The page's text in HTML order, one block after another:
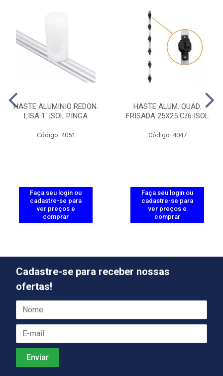
HASTE ALUMINIO REDON.
LISA 1' ISOL PINGA
Código: 4051
Faça seu login ou
cadastre-se para
ver preços e
comprar
HASTE ALUM. QUAD.
FRISADA 25X25 C/6 ISOL
Código: 4047
Faça seu login ou
cadastre-se para
ver preços e
comprar
Cadastre-se para receber nossas
ofertas!